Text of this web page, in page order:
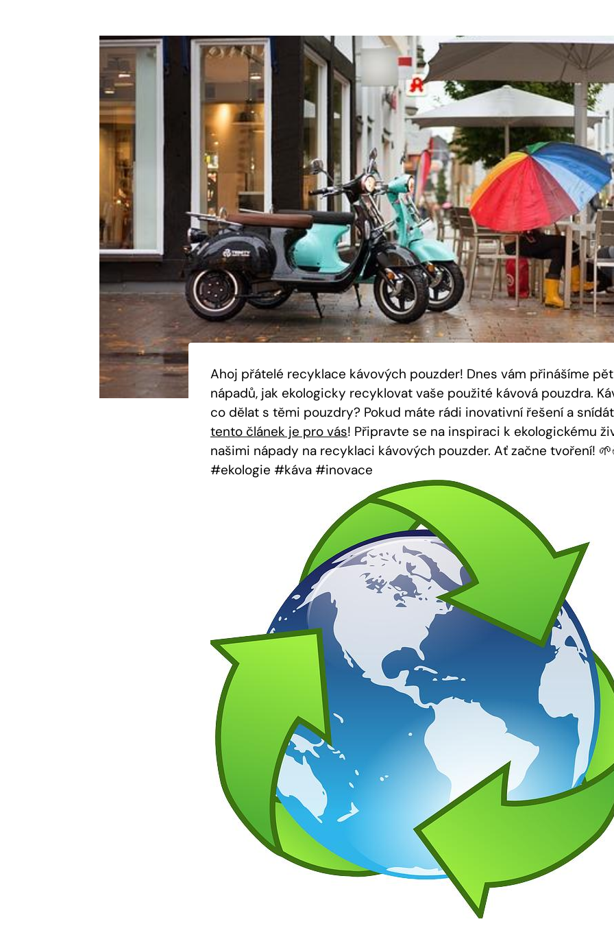
Ahoj přátelé recyklace kávových pouzder! Dnes vám přinášíme
nápadů, jak ekologicky recyklovat vaše použité kávová pouzdra.
co dělat s těmi pouzdry? Pokud máte rádi inovativní řešení a
tento článek je pro vás! Připravte se na inspiraci k ekologickému
našimi nápady na recyklaci kávových pouzder. Ať začne tvoření!
#ekologie #káva #inovace